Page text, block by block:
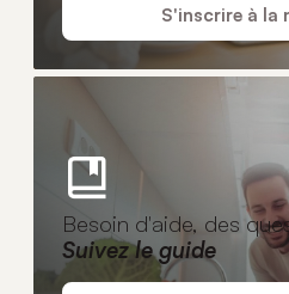
S'inscrire à la
Besoin d'aide, des
Suivez le guide